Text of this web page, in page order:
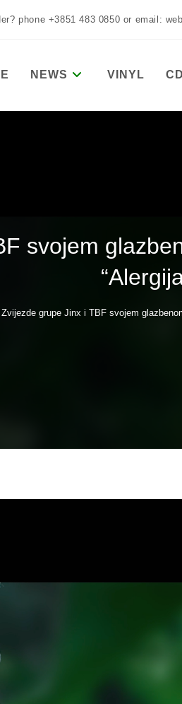
phone +3851 483 0850 or email:
NEWS VINYL CD
svojem
Zvijezde grupe Jinx i TBF svojem